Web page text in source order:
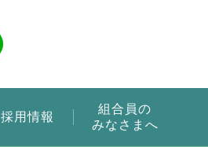
採用情報
組合員の
みなさまへ